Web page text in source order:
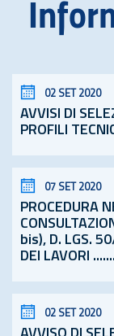
02 SET 2020
AVVISI DI
PROFILI
07 SET 2020
PROCEDURA
bis), D. LGS.
DEI LAVORI
02 SET 2020